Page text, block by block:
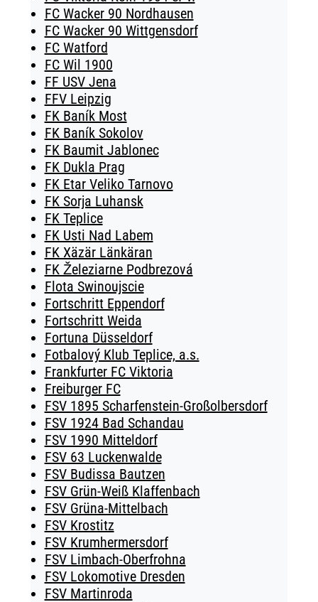
FC Wacker 90 Nordhausen
FC Wacker 90 Wittgensdorf
FC Watford
FC Wil 1900
FF USV Jena
FFV Leipzig
FK Baník Most
FK Baník Sokolov
FK Baumit Jablonec
FK Dukla Prag
FK Etar Veliko Tarnovo
FK Sorja Luhansk
FK Teplice
FK Usti Nad Labem
FK Xäzär Länkäran
FK Železiarne Podbrezová
Flota Swinoujscie
Fortschritt Eppendorf
Fortschritt Weida
Fortuna Düsseldorf
Fotbalový Klub Teplice, a.s.
Frankfurter FC Viktoria
Freiburger FC
FSV 1895 Scharfenstein-Großolbersdorf
FSV 1924 Bad Schandau
FSV 1990 Mitteldorf
FSV 63 Luckenwalde
FSV Budissa Bautzen
FSV Grün-Weiß Klaffenbach
FSV Grüna-Mittelbach
FSV Krostitz
FSV Krumhermersdorf
FSV Limbach-Oberfrohna
FSV Lokomotive Dresden
FSV Martinroda